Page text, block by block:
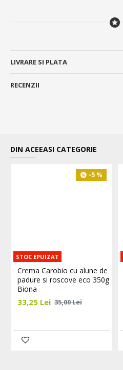
LIVRARE SI PLATA
RECENZII
DIN ACEEASI CATEGORIE
-5 %
STOC EPUIZAT
Crema Carobio cu alune de
padure si roscove eco 350g
Biona
33,25 Lei 35,00 Lei